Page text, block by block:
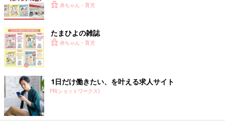
赤ちゃん・育児
たまひよの雑誌
赤ちゃん・育児
1日だけ働きたい、を叶える求人サイト
PR(ショットワークス)